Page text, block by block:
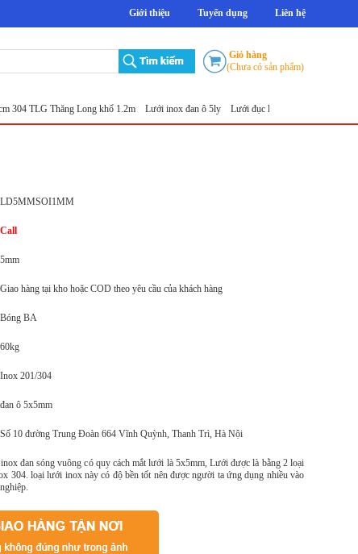
Giới thiệu Tuyển dụng Liên hệ
Giỏ hàng
(Chưa có sản phẩm)
Thăng Long khổ 1.2m Lưới inox đan ô 5ly Lưới đục lỗ tròn
LD5MMSOI1MM
Call
5mm
Giao hàng tại kho hoặc COD theo yêu cầu của khách hàng
Bóng BA
60kg
Inox 201/304
đan ô 5x5mm
Số 10 đường Trung Đoàn 664 Vĩnh Quỳnh, Thanh Trì, Hà Nội
đan sóng vuông có quy cách mắt lưới là 5x5mm, Lưới được là bằng 2 loại
304. loại lưới inox này có độ bền tốt nên được người ta ứng dụng nhiều vào